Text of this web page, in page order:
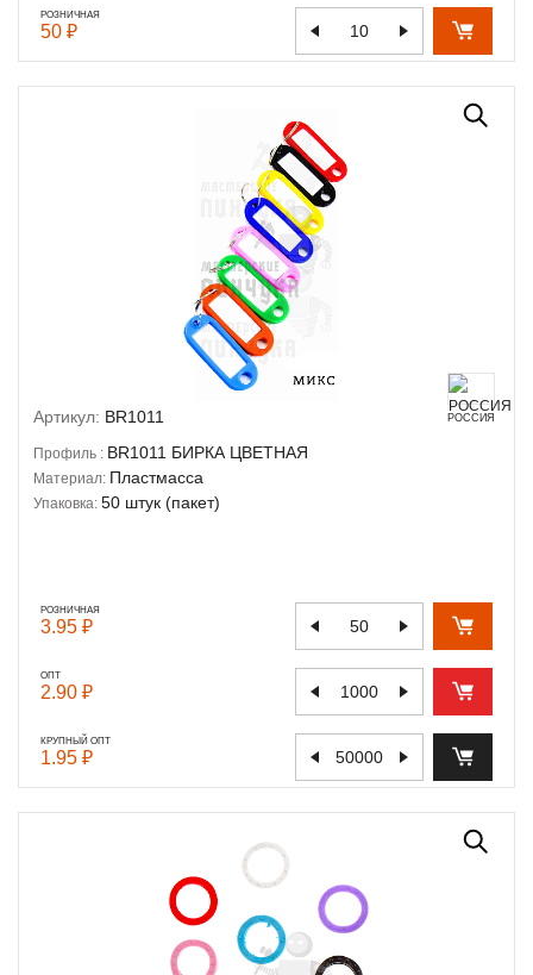
РОЗНИЧНАЯ
50 ₽
Артикул: BR1011 РОССИЯ
Профиль : BR1011 БИРКА ЦВЕТНАЯ
Материал: Пластмасса
Упаковка: 50 штук (пакет)
РОЗНИЧНАЯ
3.95 ₽
ОПТ
2.90 ₽
КРУПНЫЙ ОПТ
1.95 ₽